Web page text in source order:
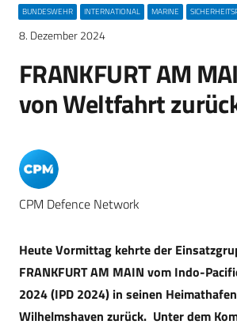
BUNDESWEHR INTERNATIONAL MARINE
8. Dezember 2024
FRANKFURT AM
von Weltfahrt
CPM Defence Network
Heute Vormittag kehrte der
FRANKFURT AM MAIN vom Indo-
2024 (IPD 2024) in seinen
Wilhelmshaven zurück. Unter dem